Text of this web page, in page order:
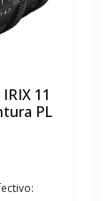
11
PL